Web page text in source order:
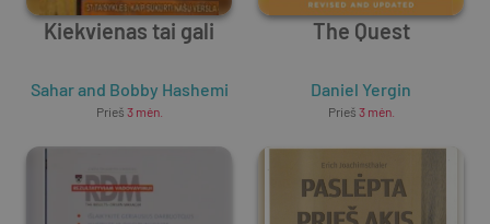
Kiekvienas tai gali
Sahar and Bobby Hashemi
Prieš 3 mėn.
The Quest
Daniel Yergin
Prieš 3 mėn.